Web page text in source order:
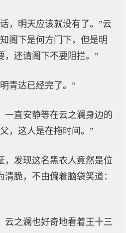
，明天应该就没有了。”云
阁下是何方门下，但是明
，还请阁下不要阻拦。”
青达已经完了。”
一直安静等在云之澜身边的
，这人是在拖时间。”
，发现这名黑衣人竟然是位
脆，不由偏着脑袋笑道：
云之澜也好奇地看着王十三